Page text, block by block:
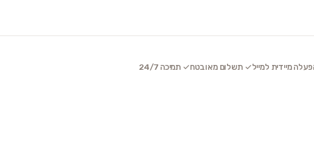
מיידית למייל✓ תשלום מאובטח✓ תמיכה 24/7